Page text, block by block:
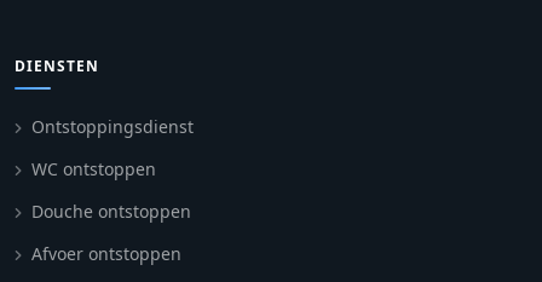
DIENSTEN
Ontstoppingsdienst
WC ontstoppen
Douche ontstoppen
Afvoer ontstoppen